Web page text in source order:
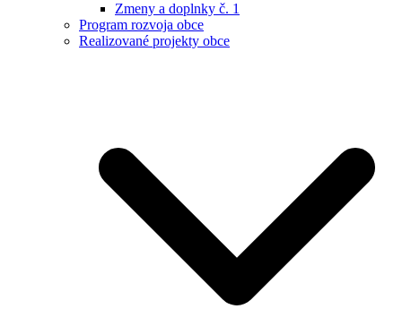
Zmeny a doplnky č. 1
Program rozvoja obce
Realizované projekty obce